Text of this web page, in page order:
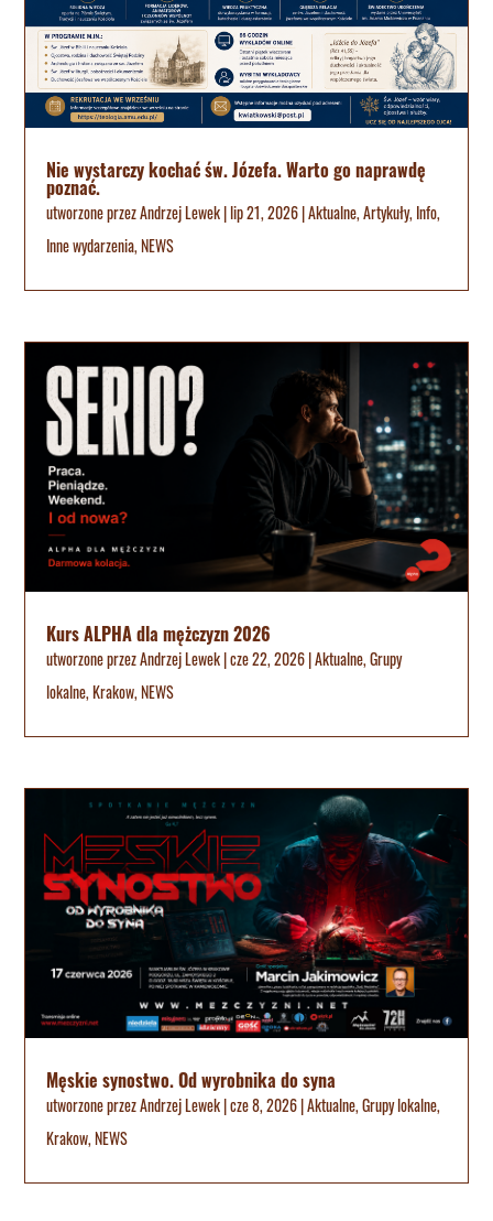
Nie wystarczy kochać św. Józefa. Warto go naprawdę
poznać.
utworzone przezAndrzej Lewek|lip 21, 2026|Aktualne,Artykuły, Info,
Inne wydarzenia,NEWS
Kurs ALPHA dla mężczyzn 2026
utworzone przezAndrzej Lewek|cze 22, 2026|Aktualne,Grupy
lokalne,Krakow,NEWS
Męskie synostwo. Od wyrobnika do syna
utworzone przezAndrzej Lewek|cze 8, 2026|Aktualne,Grupy lokalne,
Krakow,NEWS